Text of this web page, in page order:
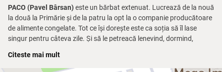
PACO (Pavel Bârsan)este un bărbat extenuat. Lucrează de la nouă
la două la Primărie și de la patru la opt la o companie producătoare
de alimente congelate. Tot ce își dorește este ca soția să îl lase
singur pentru câteva zile. Și să le petreacă lenevind, dormind,
MĂTUȘA (Victoria Cociaș)
este mătușa cea zurlie a lui Paco. De
Citeste mai mult